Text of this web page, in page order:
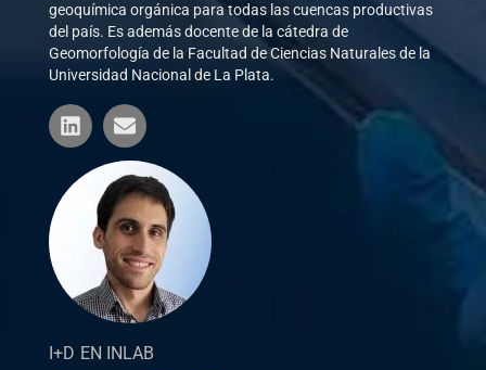
geoquímica orgánica para todas las cuencas productivas
del país. Es además docente de la cátedra de
Geomorfología de la Facultad de Ciencias Naturales de la
Universidad Nacional de La Plata.
I+D EN INLAB